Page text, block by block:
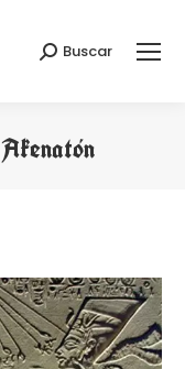
Buscar:
Buscar
Akenatón